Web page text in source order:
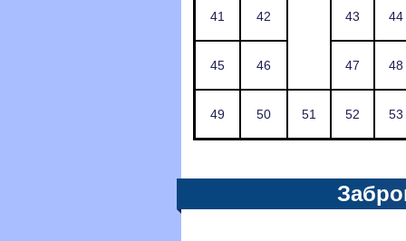
41 42 43 44
45 46 47 48
49 50 51 52 53